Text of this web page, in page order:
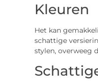
Kleuren
Het kan
schattige
stylen, overweeg